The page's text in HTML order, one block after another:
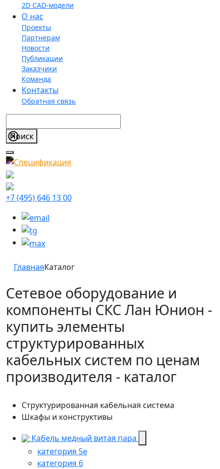
2D CAD-модели
О нас
Проекты
Партнерам
Новости
Публикации
Заказчики
Команда
Контакты
Обратная связь
+7 (495) 646 13 00
ГлавнаяКаталог
Сетевое оборудование и
компоненты СКС Лан Юнион -
купить элементы
структурированных
кабельных систем по ценам
производителя - каталог
Структурированная кабельная система
Шкафы и конструктивы
Кабель медный витая пара
категория 5e
категория 6